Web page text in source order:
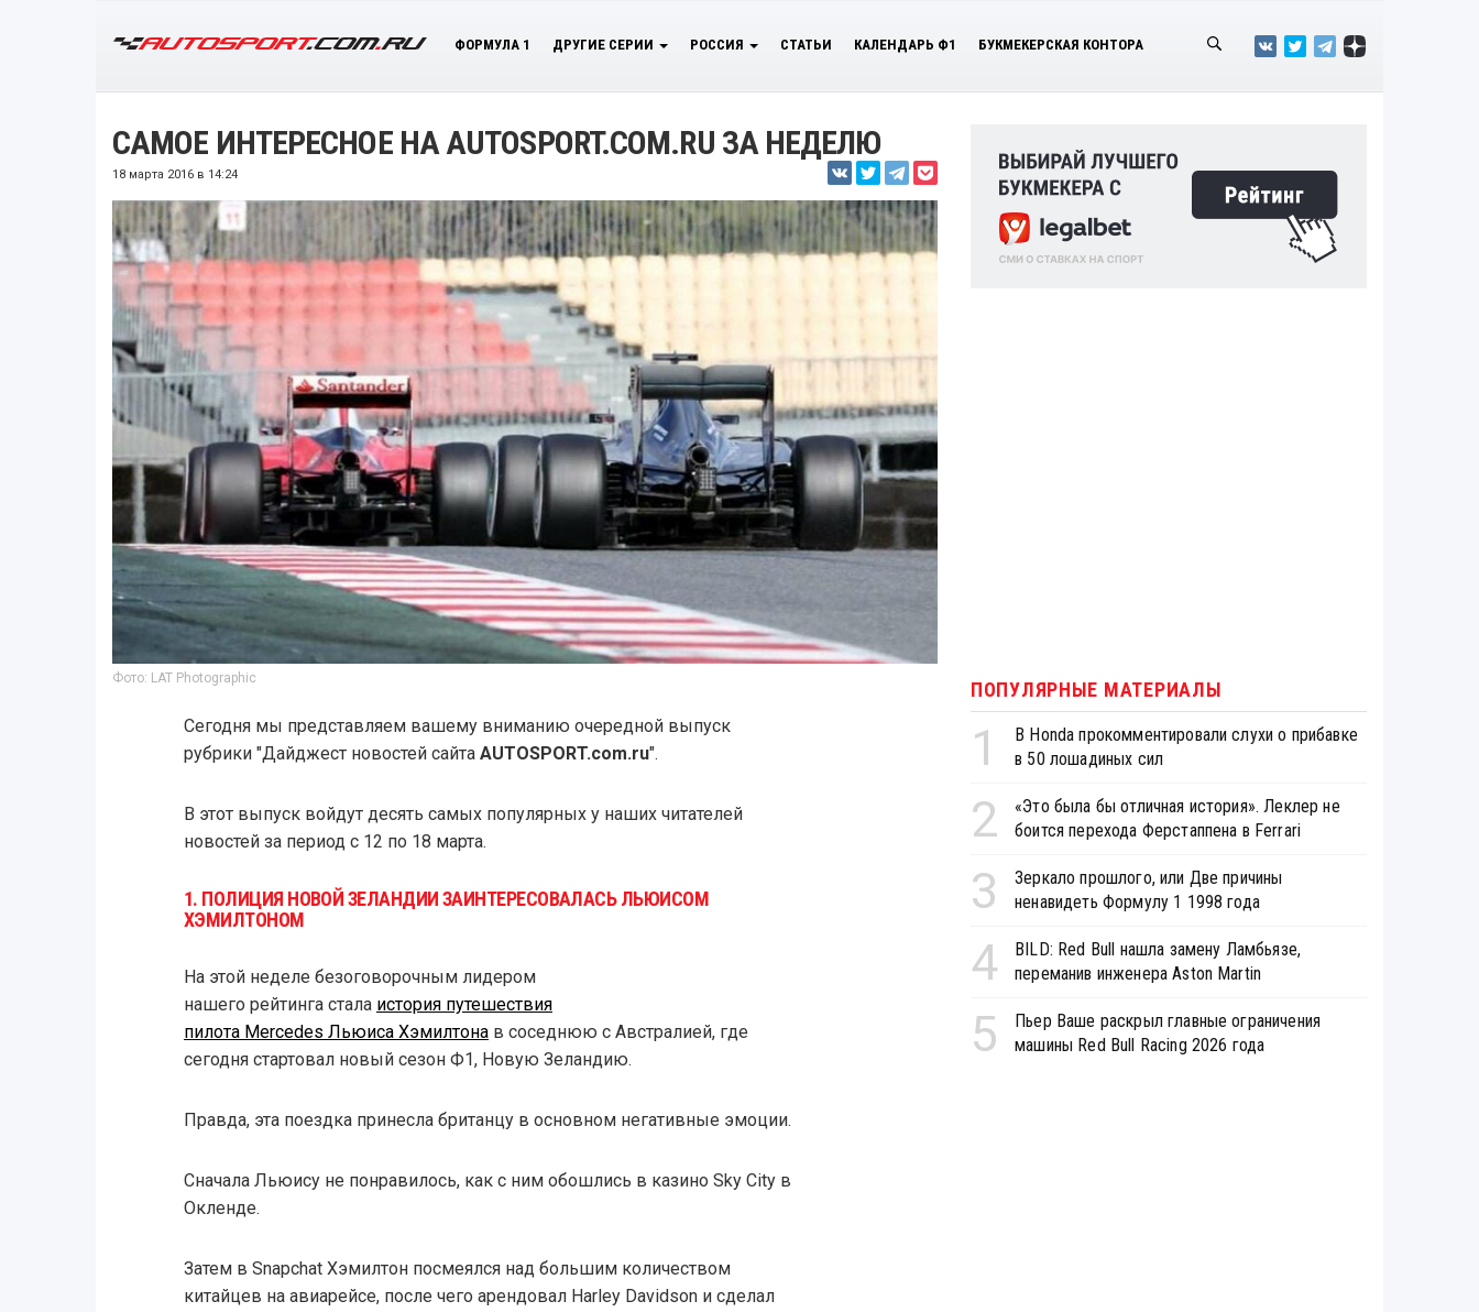
ФОРМУЛА 1 ДРУГИЕ СЕРИИ РОССИЯ СТАТЬИ КАЛЕНДАРЬ Ф1 БУКМЕКЕРСКАЯ КОНТОРА
САМОЕ ИНТЕРЕСНОЕ НА AUTOSPORT.COM.RU ЗА НЕДЕЛЮ
18 марта 2016 в 14:24
Фото: LAT Photographic
Сегодня мы представляем вашему вниманию очередной выпуск
рубрики "Дайджест новостей сайта AUTOSPORT.com.ru".
В этот выпуск войдут десять самых популярных у наших читателей
новостей за период с 12 по 18 марта.
1. ПОЛИЦИЯ НОВОЙ ЗЕЛАНДИИ ЗАИНТЕРЕСОВАЛАСЬ ЛЬЮИСОМ
ХЭМИЛТОНОМ
На этой неделе безоговорочным лидером
нашего рейтинга стала история путешествия
пилота Mercedes Льюиса Хэмилтонав соседнюю с Австралией, где
сегодня стартовал новый сезон Ф1, Новую Зеландию.
Правда, эта поездка принесла британцу в основном негативные эмоции.
Сначала Льюису не понравилось, как с ним обошлись в казино Sky City в
Окленде.
Затем в Snapchat Хэмилтон посмеялся над большим количеством
китайцев на авиарейсе, после чего арендовал Harley Davidson и сделал
ПОПУЛЯРНЫЕ МАТЕРИАЛЫ
1
В Honda прокомментировали слухи о прибавке
в 50 лошадиных сил
2
«Это была бы отличная история». Леклер не
боится перехода Ферстаппена в Ferrari
3
Зеркало прошлого, или Две причины
ненавидеть Формулу 1 1998 года
4
BILD: Red Bull нашла замену Ламбьязе,
переманив инженера Aston Martin
5
Пьер Ваше раскрыл главные ограничения
машины Red Bull Racing 2026 года